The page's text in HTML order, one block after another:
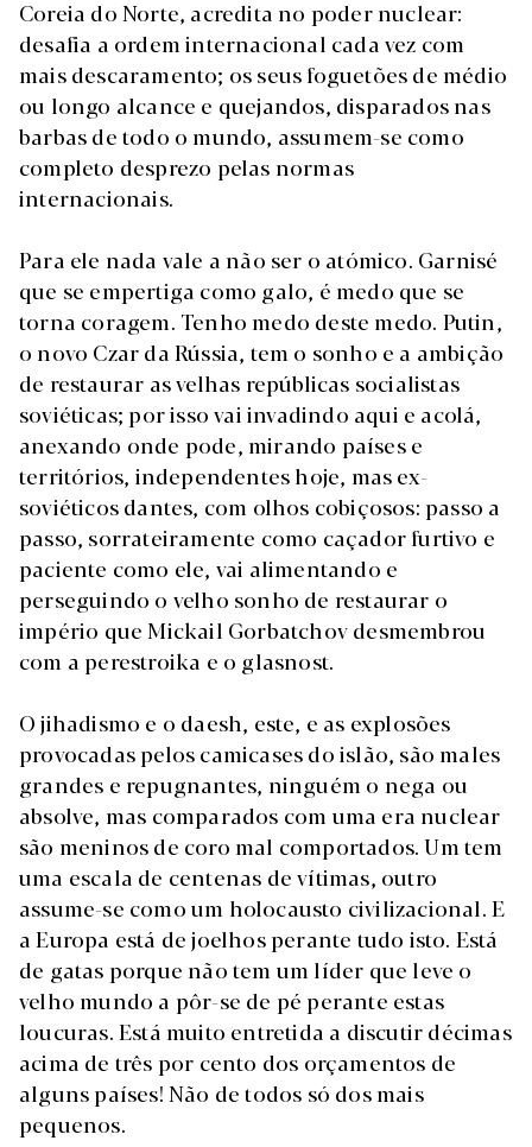
Coreia do Norte, acredita no poder nuclear:
desafia a ordem internacional cada vez com
mais descaramento; os seus foguetões de médio
ou longo alcance e quejandos, disparados nas
barbas de todo o mundo, assumem-se como
completo desprezo pelas normas
internacionais.
Para ele nada vale a não ser o atómico. Garnisé
que se empertiga como galo, é medo que se
torna coragem. Tenho medo deste medo. Putin,
o novo Czar da Rússia, tem o sonho e a ambição
de restaurar as velhas repúblicas socialistas
soviéticas; por isso vai invadindo aqui e acolá,
anexando onde pode, mirando países e
territórios, independentes hoje, mas ex-
soviéticos dantes, com olhos cobiçosos: passo a
passo, sorrateiramente como caçador furtivo e
paciente como ele, vai alimentando e
perseguindo o velho sonho de restaurar o
império que Mickail Gorbatchov desmembrou
com a perestroika e o glasnost.
O jihadismo e o daesh, este, e as explosões
provocadas pelos camicases do islão, são males
grandes e repugnantes, ninguém o nega ou
absolve, mas comparados com uma era nuclear
são meninos de coro mal comportados. Um tem
uma escala de centenas de vítimas, outro
assume-se como um holocausto civilizacional. E
a Europa está de joelhos perante tudo isto. Está
de gatas porque não tem um líder que leve o
velho mundo a pôr-se de pé perante estas
loucuras. Está muito entretida a discutir décimas
acima de três por cento dos orçamentos de
alguns países! Não de todos só dos mais
pequenos.